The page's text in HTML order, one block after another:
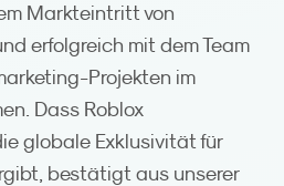
Markteintritt von
erfolgreich mit dem Team
Projekten im
Dass Roblox
globale Exklusivität für
bestätigt aus unserer